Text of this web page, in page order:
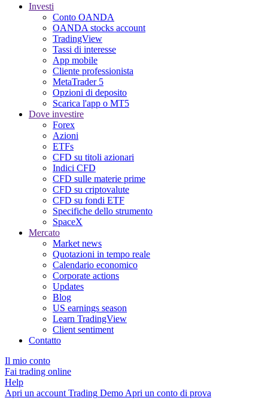
Investi
Conto OANDA
OANDA stocks account
TradingView
Tassi di interesse
App mobile
Cliente professionista
MetaTrader 5
Opzioni di deposito
Scarica l'app o MT5
Dove investire
Forex
Azioni
ETFs
CFD su titoli azionari
Indici CFD
CFD sulle materie prime
CFD su criptovalute
CFD su fondi ETF
Specifiche dello strumento
SpaceX
Mercato
Market news
Quotazioni in tempo reale
Calendario economico
Corporate actions
Updates
Blog
US earnings season
Learn TradingView
Client sentiment
Contatto
Il mio conto
Fai trading online
Help
Apri un account Trading Demo Apri un conto di prova